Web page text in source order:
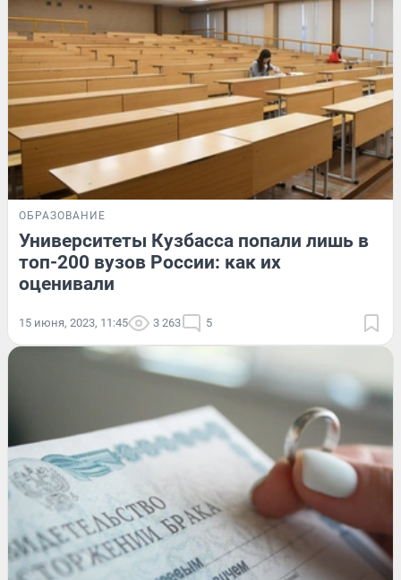
ОБРАЗОВАНИЕ
Университеты Кузбасса попали лишь в
топ-200 вузов России: как их
оценивали
15 июня, 2023, 11:45 3 263 5